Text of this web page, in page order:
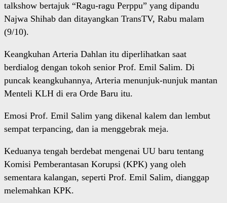
talkshow bertajuk “Ragu-ragu Perppu” yang dipandu
Najwa Shihab dan ditayangkan TransTV, Rabu malam
(9/10).
Keangkuhan Arteria Dahlan itu diperlihatkan saat
berdialog dengan tokoh senior Prof. Emil Salim. Di
puncak keangkuhannya, Arteria menunjuk-nunjuk mantan
Menteli KLH di era Orde Baru itu.
Emosi Prof. Emil Salim yang dikenal kalem dan lembut
sempat terpancing, dan ia menggebrak meja.
Keduanya tengah berdebat mengenai UU baru tentang
Komisi Pemberantasan Korupsi (KPK) yang oleh
sementara kalangan, seperti Prof. Emil Salim, dianggap
melemahkan KPK.